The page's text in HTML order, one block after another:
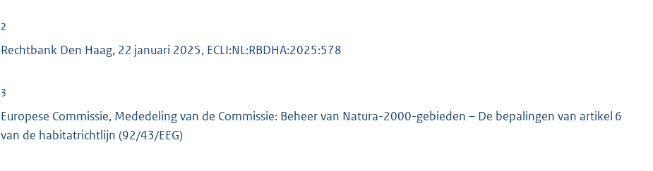
2
Rechtbank Den Haag, 22 januari 2025, ECLI:NL:RBDHA:2025:578
3
Europese Commissie, Mededeling van de Commissie: Beheer van Natura-2000-gebieden – De bepalingen van artikel 6
van de habitatrichtlijn (92/43/EEG)